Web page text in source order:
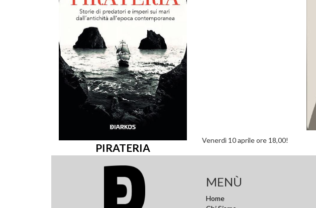
PIRATERIA
Venerdì 10 aprile ore 18,00!
MENÙ
Home